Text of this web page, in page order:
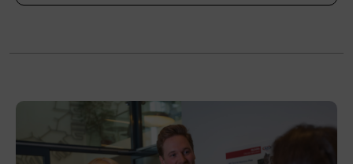
Abschlussinformation
gemäß § 19 Güterbeförderungsgesetz 1995, §
14a Gelegenheitsverkehrs-Gesetz 1996 und §